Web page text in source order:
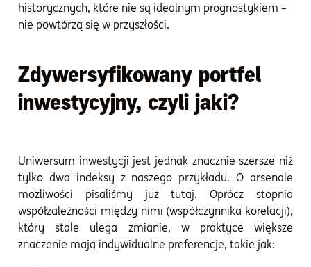
historycznych, które nie są idealnym prognostykiem –
nie powtórzą się w przyszłości.
Zdywersyfikowany portfel
inwestycyjny, czyli jaki?
Uniwersum inwestycji jest jednak znacznie szersze niż
tylko dwa indeksy z naszego przykładu. O arsenale
możliwości pisaliśmy już tutaj. Oprócz stopnia
współzależności między nimi (współczynnika korelacji),
który stale ulega zmianie, w praktyce większe
znaczenie mają indywidualne preferencje, takie jak: